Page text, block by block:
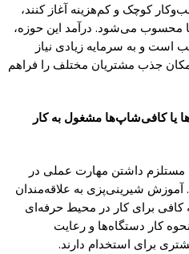
کوچک و کم‌هزینه آغاز کنند،
محسوب می‌شود. درآمد این حوزه،
است و به سرمایه زیادی نیاز
جذب مشتریان مختلف را فراهم
یا کافی‌شاپ‌ها مشغول به کار
مستلزم داشتن مهارت عملی در
آموزش شیرینی‌پزی به علاقه‌مندان
کافی برای کار در محیط حرفه‌ای
کار دستگاه‌ها و رعایت
برای استخدام دارند.